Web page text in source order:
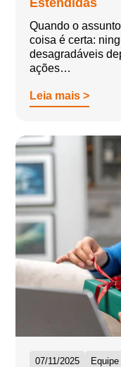
Quando o
coisa é certa:
desagradáveis
ações…
Leia mais >
07/11/2025